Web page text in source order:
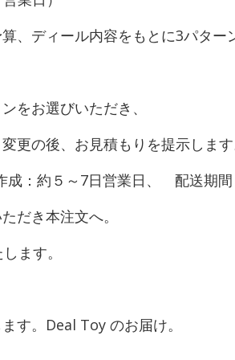
、ディール内容をもとに3パター
をお選びいただき、
更の後、お見積もりを提示します
成：約５～7日営業日、 配送期間
だき本注文へ。
ます。
す。Deal Toy のお届け。